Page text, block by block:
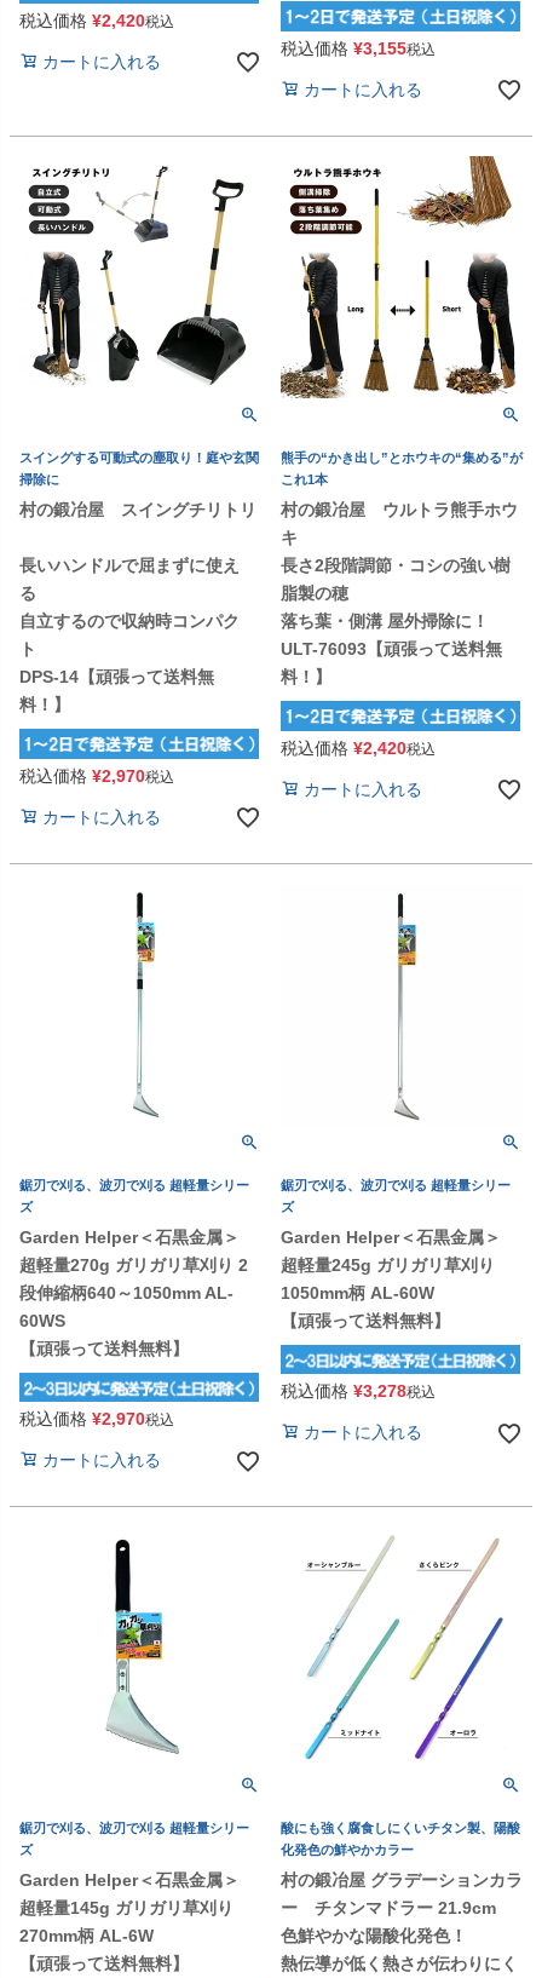
税込価格 ¥2,420税込
カートに入れる
税込価格 ¥3,155税込
カートに入れる
スイングする可動式の塵取り！庭や玄関
掃除に
村の鍛冶屋 スイングチリトリ
長いハンドルで屈まずに使え
る
自立するので収納時コンパク
ト
DPS-14【頑張って送料無
料！】
税込価格 ¥2,970税込
カートに入れる
熊手の“かき出し”とホウキの“集める”が
これ1本
村の鍛冶屋 ウルトラ熊手ホウ
キ
長さ2段階調節・コシの強い樹
脂製の穂
落ち葉・側溝 屋外掃除に！
ULT-76093【頑張って送料無
料！】
税込価格 ¥2,420税込
カートに入れる
鋸刃で刈る、波刃で刈る 超軽量シリー
ズ
Garden Helper＜石黒金属＞
超軽量270g ガリガリ草刈り 2
段伸縮柄640～1050mm AL-
60WS
【頑張って送料無料】
税込価格 ¥2,970税込
カートに入れる
鋸刃で刈る、波刃で刈る 超軽量シリー
ズ
Garden Helper＜石黒金属＞
超軽量245g ガリガリ草刈り
1050mm柄 AL-60W
【頑張って送料無料】
税込価格 ¥3,278税込
カートに入れる
鋸刃で刈る、波刃で刈る 超軽量シリー
ズ
Garden Helper＜石黒金属＞
超軽量145g ガリガリ草刈り
270mm柄 AL-6W
【頑張って送料無料】
酸にも強く腐食しにくいチタン製、陽酸
化発色の鮮やかカラー
村の鍛冶屋 グラデーションカラ
ー チタンマドラー 21.9cm
色鮮やかな陽酸化発色！
熱伝導が低く熱さが伝わりにく